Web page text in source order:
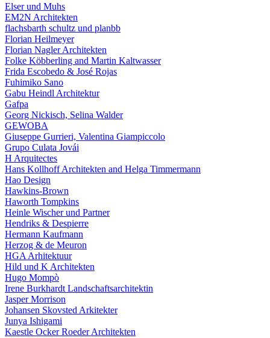
Elser und Muhs
EM2N Architekten
flachsbarth schultz und planbb
Florian Heilmeyer
Florian Nagler Architekten
Folke Köbberling and Martin Kaltwasser
Frida Escobedo & José Rojas
Fuhimiko Sano
Gabu Heindl Architektur
Gafpa
Georg Nickisch, Selina Walder
GEWOBA
Giuseppe Gurrieri, Valentina Giampiccolo
Grupo Culata Jovái
H Arquitectes
Hans Kollhoff Architekten and Helga Timmermann
Hao Design
Hawkins-Brown
Haworth Tompkins
Heinle Wischer und Partner
Hendriks & Despierre
Hermann Kaufmann
Herzog & de Meuron
HGA Arhitektuur
Hild und K Architekten
Hugo Mompò
Irene Burkhardt Landschaftsarchitektin
Jasper Morrison
Johansen Skovsted Arkitekter
Junya Ishigami
Kaestle Ocker Roeder Architekten